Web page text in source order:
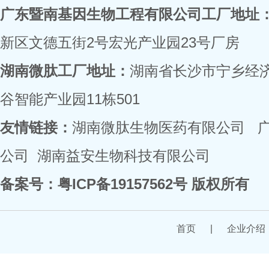
广东暨南基因生物工程有限公司工厂地址
新区文德五街2号宏光产业园23号厂房
湖南微肽工厂地址： 湖南省长沙市宁乡经
谷智能产业园11栋501
友情链接： 湖南微肽生物医药有限公司
公司
湖南益安生物科技有限公司
备案号： 粤ICP备19157562号 版权所有
首页 企业介绍